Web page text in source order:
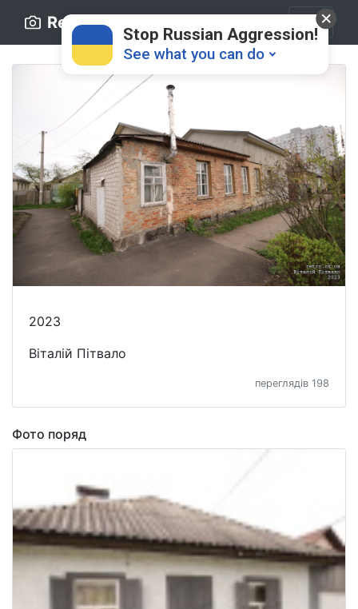
Retro.ck.ua
2023
Віталій Пітвало
переглядів 198
Фото поряд
Stop Russian Aggression!
See what you can do
Donate 💸
❤